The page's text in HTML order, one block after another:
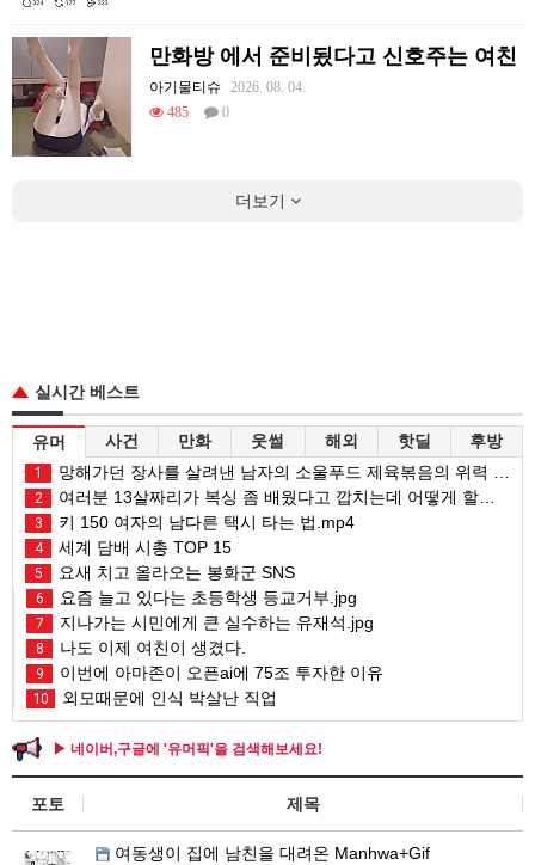
만화방 에서 준비됬다고 신호주는 여친
아기물티슈
2026. 08. 04.
485
0
더보기
실시간 베스트
유머 사건 만화 웃썰 해외 핫딜 후방
1 망해가던 장사를 살려낸 남자의 소울푸드 제육볶음의 위력 ㅋㅋ
2 여러분 13살짜리가 복싱 좀 배웠다고 깝치는데 어떻게 할까요?
3 키 150 여자의 남다른 택시 타는 법.mp4
4 세계 담배 시총 TOP 15
5 요새 치고 올라오는 봉화군 SNS
6 요즘 늘고 있다는 초등학생 등교거부.jpg
7 지나가는 시민에게 큰 실수하는 유재석.jpg
8 나도 이제 여친이 생겼다.
9 이번에 아마존이 오픈ai에 75조 투자한 이유
10 외모때문에 인식 박살난 직업
▶ 네이버,구글에 '유머픽'을 검색해보세요!
포토 제목
여동생이 집에 남친을 대려온 Manhwa+Gif